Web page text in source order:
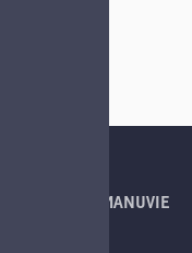
À PROPOS DE MANUVIE